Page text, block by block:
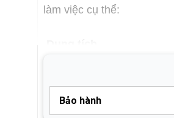
làm việc cụ thể:
Lưu lượng
Bảo hành